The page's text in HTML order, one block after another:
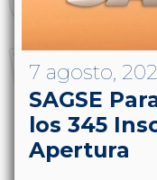
7 agosto,
SAGSE
los 345
Apertura